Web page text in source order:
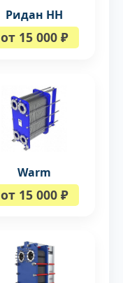
Ридан НН
от 15 000 ₽
Warm
от 15 000 ₽